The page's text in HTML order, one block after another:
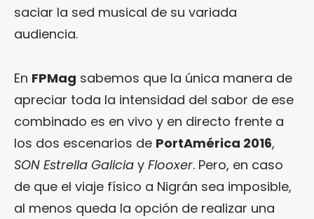
saciar la sed musical de su variada
audiencia.
En FPMag sabemos que la única manera de
apreciar toda la intensidad del sabor de ese
combinado es en vivo y en directo frente a
los dos escenarios de PortAmérica 2016,
SON Estrella Galicia y Flooxer. Pero, en caso
de que el viaje físico a Nigrán sea imposible,
al menos queda la opción de realizar una